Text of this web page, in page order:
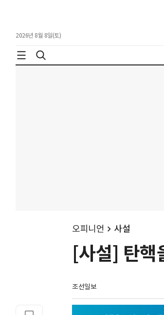
2026년 8월 8일(토)
오피니언 사설
[사설] 탄핵
조선일보